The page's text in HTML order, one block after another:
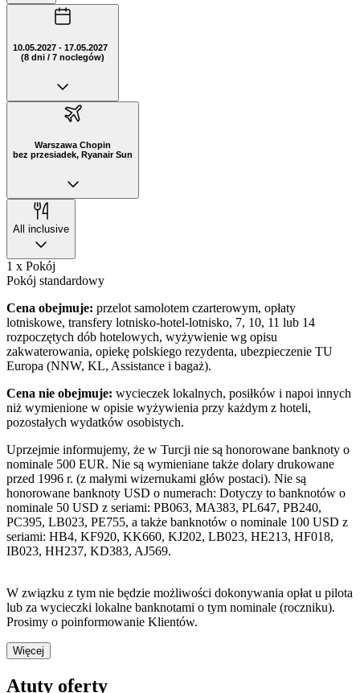
10.05.2027 - 17.05.2027
(8 dni / 7 noclegów)
Warszawa Chopin
bez przesiadek, Ryanair Sun
All inclusive
1 x Pokój
Pokój standardowy
Cena obejmuje: przelot samolotem czarterowym, opłaty
lotniskowe, transfery lotnisko-hotel-lotnisko, 7, 10, 11 lub 14
rozpoczętych dób hotelowych, wyżywienie wg opisu
zakwaterowania, opiekę polskiego rezydenta, ubezpieczenie TU
Europa (NNW, KL, Assistance i bagaż).
Cena nie obejmuje: wycieczek lokalnych, posiłków i napoi innych
niż wymienione w opisie wyżywienia przy każdym z hoteli,
pozostałych wydatków osobistych.
Uprzejmie informujemy, że w Turcji nie są honorowane banknoty o
nominale 500 EUR. Nie są wymieniane także dolary drukowane
przed 1996 r. (z małymi wizernukami głów postaci). Nie są
honorowane banknoty USD o numerach: Dotyczy to banknotów o
nominale 50 USD z seriami: PB063, MA383, PL647, PB240,
PC395, LB023, PE755, a także banknotów o nominale 100 USD z
seriami: HB4, KF920, KK660, KJ202, LB023, HE213, HF018,
IB023, HH237, KD383, AJ569.
W związku z tym nie będzie możliwości dokonywania opłat u pilota
lub za wycieczki lokalne banknotami o tym nominale (roczniku).
Prosimy o poinformowanie Klientów.
Więcej
Atuty oferty